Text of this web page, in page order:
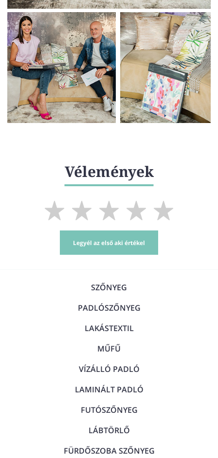
Vélemények
Legyél az első aki értékel
SZŐNYEG
PADLÓSZŐNYEG
LAKÁSTEXTIL
MŰFŰ
VÍZÁLLÓ PADLÓ
LAMINÁLT PADLÓ
FUTÓSZŐNYEG
LÁBTÖRLŐ
FÜRDŐSZOBA SZŐNYEG